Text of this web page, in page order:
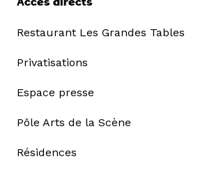
Restaurant Les Grandes Tables
Privatisations
Espace presse
Pôle Arts de la Scène
Résidences